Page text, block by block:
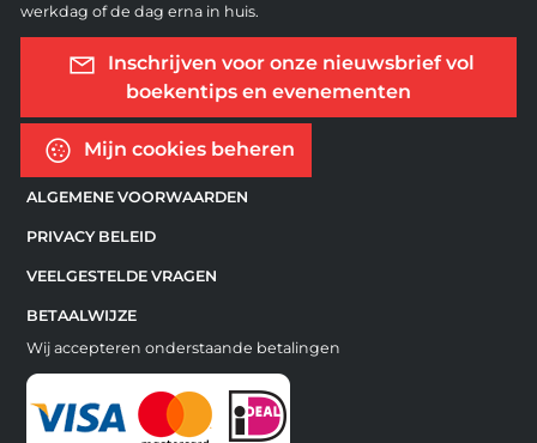
werkdag of de dag erna in huis.
Inschrijven voor onze nieuwsbrief vol
boekentips en evenementen
Mijn cookies beheren
ALGEMENE VOORWAARDEN
PRIVACY BELEID
VEELGESTELDE VRAGEN
BETAALWIJZE
Wij accepteren onderstaande betalingen